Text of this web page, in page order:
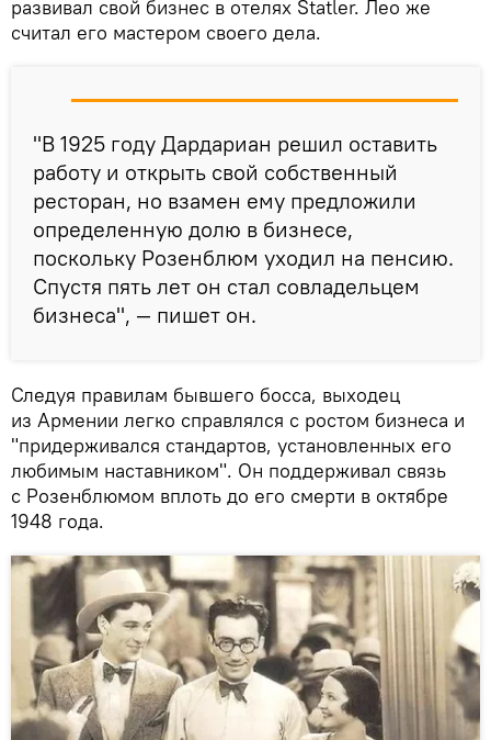
развивал свой бизнес в отелях Statler. Лео же
считал его мастером своего дела.
"В 1925 году Дардариан решил оставить
работу и открыть свой собственный
ресторан, но взамен ему предложили
определенную долю в бизнесе,
поскольку Розенблюм уходил на пенсию.
Спустя пять лет он стал совладельцем
бизнеса", — пишет он.
Следуя правилам бывшего босса, выходец
из Армении легко справлялся с ростом бизнеса и
"придерживался стандартов, установленных его
любимым наставником". Он поддерживал связь
с Розенблюмом вплоть до его смерти в октябре
1948 года.